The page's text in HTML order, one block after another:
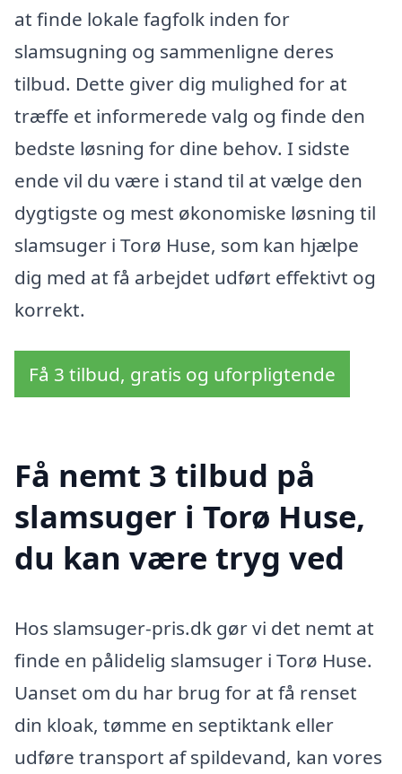
at finde lokale fagfolk inden for
slamsugning og sammenligne deres
tilbud. Dette giver dig mulighed for at
træffe et informerede valg og finde den
bedste løsning for dine behov. I sidste
ende vil du være i stand til at vælge den
dygtigste og mest økonomiske løsning til
slamsuger i Torø Huse, som kan hjælpe
dig med at få arbejdet udført effektivt og
korrekt.
Få 3 tilbud, gratis og uforpligtende
Få nemt 3 tilbud på
slamsuger i Torø Huse,
du kan være tryg ved
Hos slamsuger-pris.dk gør vi det nemt at
finde en pålidelig slamsuger i Torø Huse.
Uanset om du har brug for at få renset
din kloak, tømme en septiktank eller
udføre transport af spildevand, kan vores